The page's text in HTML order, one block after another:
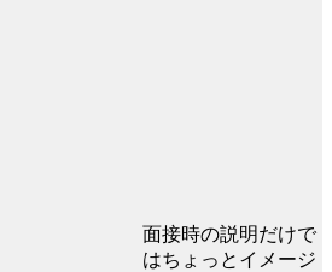
面接時の説明だけで
はちょっとイメージ